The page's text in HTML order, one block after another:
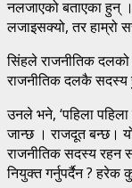
नलजाएको बताएका हुन्
लजाइसक्यो, तर हाम्रो
सिंहले राजनीतिक
राजनीतिक दलकै सदस्य
उनले भने, ‘पहिला पहिला
जान्छ । राजदूत बन्छ।
राजनीतिक सदस्य रहन
नियुक्त गर्नुपर्दैन ? हरेक